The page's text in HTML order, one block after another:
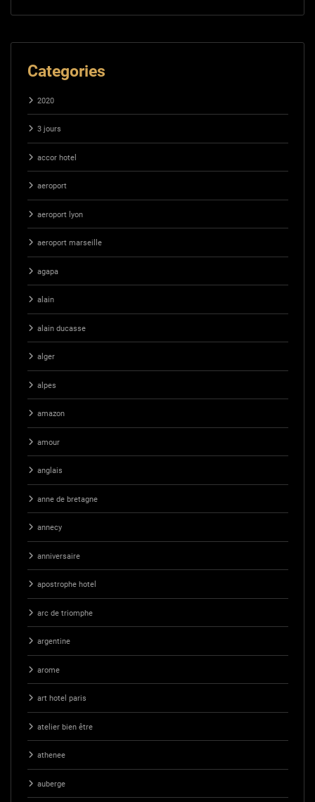
Categories
2020
3 jours
accor hotel
aeroport
aeroport lyon
aeroport marseille
agapa
alain
alain ducasse
alger
alpes
amazon
amour
anglais
anne de bretagne
annecy
anniversaire
apostrophe hotel
arc de triomphe
argentine
arome
art hotel paris
atelier bien être
athenee
auberge